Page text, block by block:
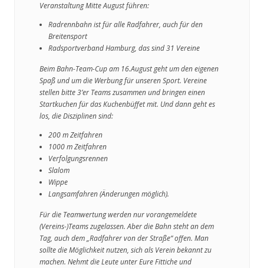
Veranstaltung Mitte August führen:
Radrennbahn ist für alle Radfahrer, auch für den
Breitensport
Radsportverband Hamburg, das sind 31 Vereine
Beim Bahn-Team-Cup am 16.August geht um den eigenen
Spaß und um die Werbung für unseren Sport. Vereine
stellen bitte 3’er Teams zusammen und bringen einen
Startkuchen für das Kuchenbüffet mit. Und dann geht es
los, die Disziplinen sind:
200 m Zeitfahren
1000 m Zeitfahren
Verfolgungsrennen
Slalom
Wippe
Langsamfahren (Änderungen möglich).
Für die Teamwertung werden nur vorangemeldete
(Vereins-)Teams zugelassen. Aber die Bahn steht an dem
Tag, auch dem „Radfahrer von der Straße“ offen. Man
sollte die Möglichkeit nutzen, sich als Verein bekannt zu
machen. Nehmt die Leute unter Eure Fittiche und